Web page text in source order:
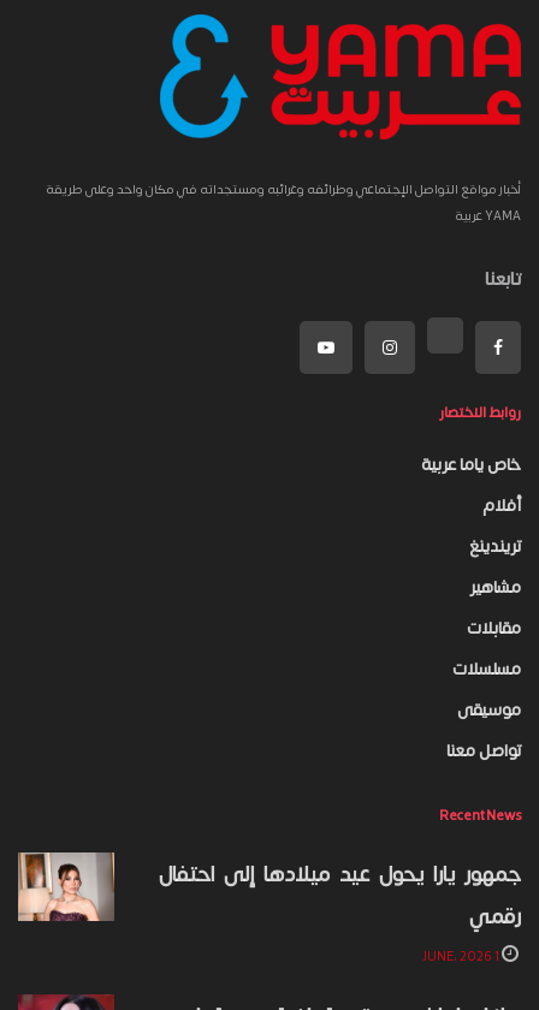
أخبار مواقع التواصل الإجتماعي وطرائفه وغرائبه ومستجداته في مكان واحد وعلى طريقة
YAMA عربية
تابعنا
روابط الاختصار
خاص ياما عربية
أفلام
تريندينغ
مشاهير
مقابلات
مسلسلات
موسيقى
تواصل معنا
Recent News
جمهور يارا يحول عيد ميلادها إلى احتفال
رقمي